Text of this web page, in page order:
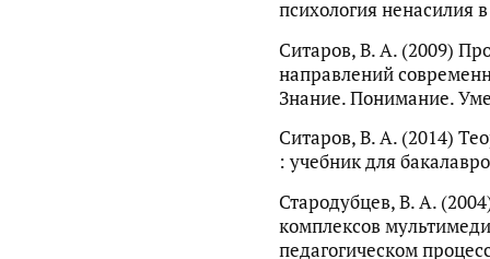
психология ненасилия
Ситаров, В. А. (2009)
направлений
Знание. Понимание.
Ситаров, В. А. (2014)
: учебник для
Стародубцев, В. А.
комплексов
педагогическом